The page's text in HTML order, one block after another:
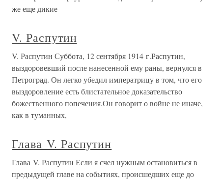
же еще дикие
V. Распутин
V. Распутин Суббота, 12 сентября 1914 г.Распутин,
выздоровевший после нанесенной ему раны, вернулся в
Петроград. Он легко убедил императрицу в том, что его
выздоровление есть блистательное доказательство
божественного попечения.Он говорит о войне не иначе,
как в туманных,
Глава V. Распутин
Глава V. Распутин Если я счел нужным остановиться в
предыдущей главе на событиях, происшедших еще до